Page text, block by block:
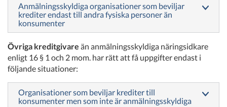
Anmälningsskyldiga organisationer som beviljar
krediter endast till andra fysiska personer än
konsumenter
Övriga kreditgivare än anmälningsskyldiga näringsidkare
enligt 16 § 1 och 2 mom. har rätt att få uppgifter endast i
följande situationer:
Organisationer som beviljar krediter till
konsumenter men som inte är anmälningsskyldiga